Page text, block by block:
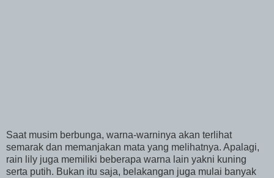
Saat musim berbunga, warna-warninya akan terlihat
semarak dan memanjakan mata yang melihatnya. Apalagi,
rain lily juga memiliki beberapa warna lain yakni kuning
serta putih. Bukan itu saja, belakangan juga mulai banyak